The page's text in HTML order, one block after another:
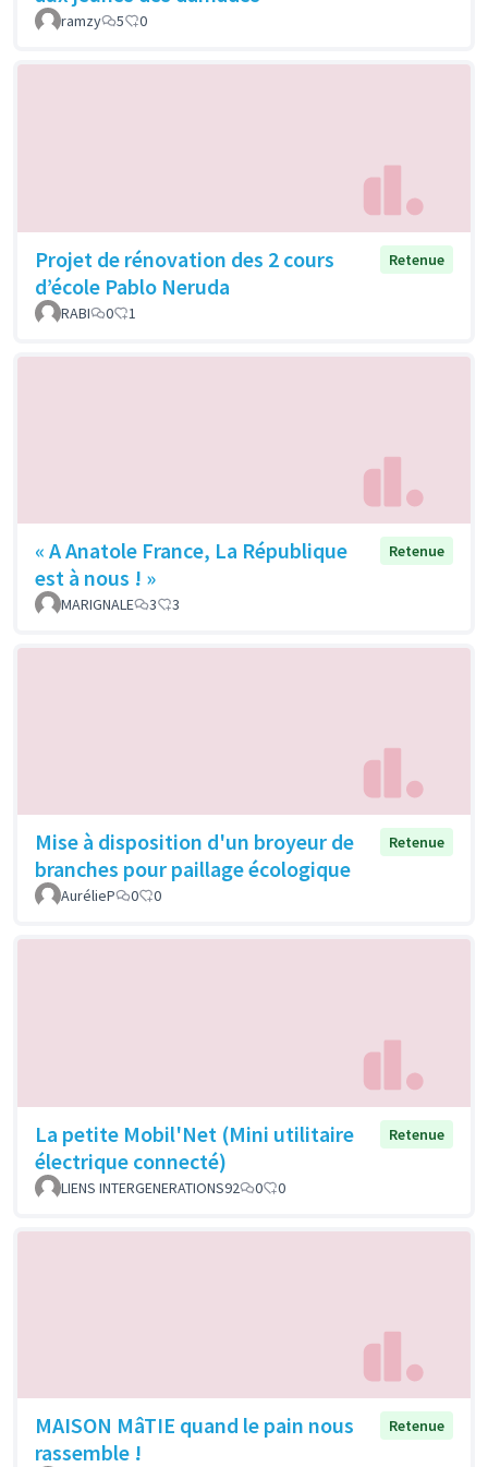
ramzy 5 0
Projet de rénovation des 2 cours
d’école Pablo Neruda
Retenue
RABI 0 1
« A Anatole France, La République
est à nous ! »
Retenue
MARIGNALE 3 3
Mise à disposition d'un broyeur de
branches pour paillage écologique
Retenue
AurélieP 0 0
La petite Mobil'Net (Mini utilitaire
électrique connecté)
Retenue
LIENS INTERGENERATIONS92 0 0
MAISON MâTIE quand le pain nous
rassemble !
Retenue